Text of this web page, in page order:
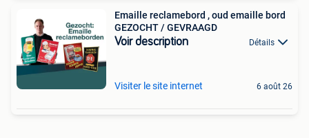
Emaille reclamebord , oud emaille bord
GEZOCHT / GEVRAAGD
Voir description Détails
Visiter le site internet 6 août 26